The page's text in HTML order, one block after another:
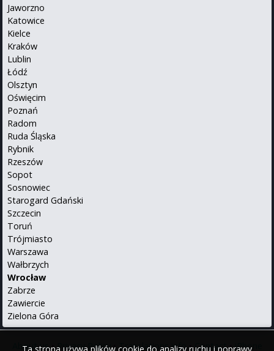
Jaworzno
Katowice
Kielce
Kraków
Lublin
Łódź
Olsztyn
Oświęcim
Poznań
Radom
Ruda Śląska
Rybnik
Rzeszów
Sopot
Sosnowiec
Starogard Gdański
Szczecin
Toruń
Trójmiasto
Warszawa
Wałbrzych
Wrocław
Zabrze
Zawiercie
Zielona Góra
About us•Privacy Policy• Translations info•Contact•iPhone